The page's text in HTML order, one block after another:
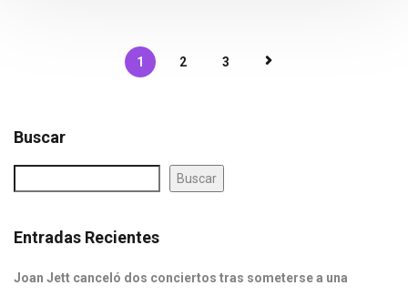
1 2 3
Buscar
Buscar
Entradas Recientes
Joan Jett canceló dos conciertos tras someterse a una